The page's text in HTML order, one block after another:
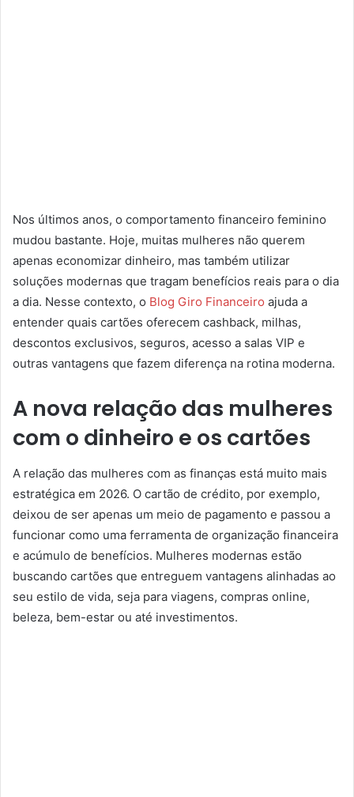
Nos últimos anos, o comportamento financeiro feminino
mudou bastante. Hoje, muitas mulheres não querem
apenas economizar dinheiro, mas também utilizar
soluções modernas que tragam benefícios reais para o dia
a dia. Nesse contexto, o Blog Giro Financeiro ajuda a
entender quais cartões oferecem cashback, milhas,
descontos exclusivos, seguros, acesso a salas VIP e
outras vantagens que fazem diferença na rotina moderna.
A nova relação das mulheres
com o dinheiro e os cartões
A relação das mulheres com as finanças está muito mais
estratégica em 2026. O cartão de crédito, por exemplo,
deixou de ser apenas um meio de pagamento e passou a
funcionar como uma ferramenta de organização financeira
e acúmulo de benefícios. Mulheres modernas estão
buscando cartões que entreguem vantagens alinhadas ao
seu estilo de vida, seja para viagens, compras online,
beleza, bem-estar ou até investimentos.